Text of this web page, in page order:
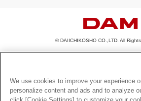
© DAIICHIKOSHO CO.,LTD. All Rights
このサイトに掲載されている一切の文章・画像・写真
を問わず、著作権法の定める範囲を超えて無断で複製
とを禁じます。
楽曲及びコンテンツは、機種によりご利用いただけな
We use cookies to improve your experience
personalize content and ads and to analyze